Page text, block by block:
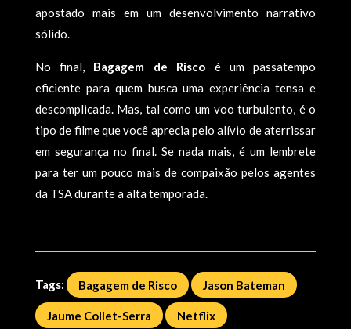
apostado mais em um desenvolvimento narrativo
sólido.
No final, Bagagem de Risco é um passatempo
eficiente para quem busca uma experiência tensa e
descomplicada. Mas, tal como um voo turbulento, é o
tipo de filme que você aprecia pelo alívio de aterrissar
em segurança no final. Se nada mais, é um lembrete
para ter um pouco mais de compaixão pelos agentes
da TSA durante a alta temporada.
Tags: Bagagem de Risco Jason Bateman
Jaume Collet-Serra Netflix